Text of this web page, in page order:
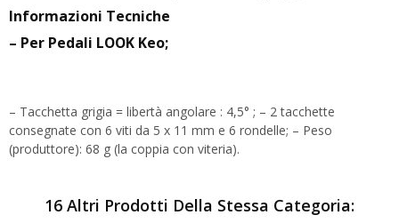
Informazioni Tecniche
– Per Pedali LOOK Keo;
– Tacchetta grigia = libertà angolare : 4,5° ; – 2 tacchette
consegnate con 6 viti da 5 x 11 mm e 6 rondelle; – Peso
(produttore): 68 g (la coppia con viteria).
16 Altri Prodotti Della Stessa Categoria: